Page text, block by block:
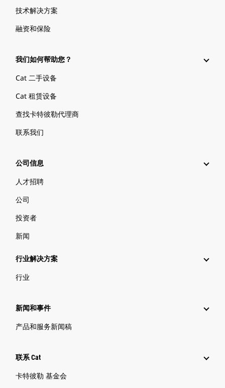
技术解决方案
融资和保险
我们如何帮助您？
Cat 二手设备
Cat 租赁设备
查找卡特彼勒代理商
联系我们
公司信息
人才招聘
公司
投资者
新闻
行业解决方案
行业
新闻和事件
产品和服务新闻稿
联系 Cat
卡特彼勒 基金会